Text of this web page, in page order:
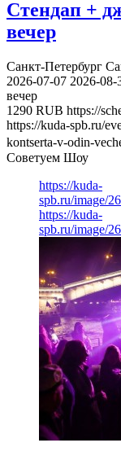
Стендап +
вечер
Санкт-Петербург
2026-07-07 2026-08-
вечер
1290 RUB https://
https://kuda-spb.ru/
kontserta-v-odin-
Советуем Шоу
https://kuda-
spb.ru/image/
https://kuda-
spb.ru/image/